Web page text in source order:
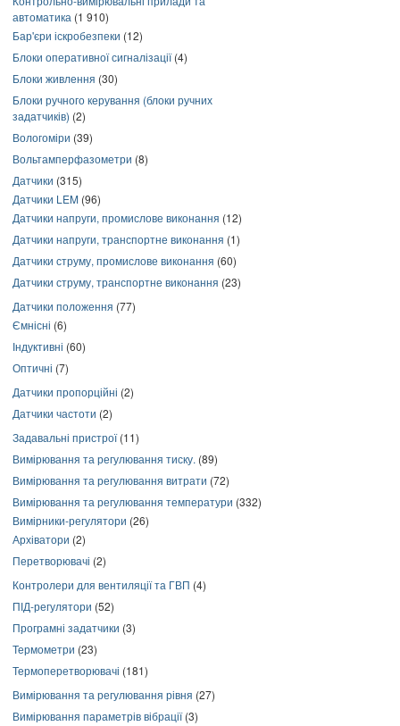
автоматика (1 910)
Бар'єри іскробезпеки (12)
Блоки оперативної сигналізації(4)
Блоки живлення (30)
Блоки ручного керування (блоки ручних
задатчиків) (2)
Вологоміри (39)
Вольтамперфазометри (8)
Датчики (315)
Датчики LEM (96)
Датчики напруги, промислове виконання (12)
Датчики напруги, транспортне виконання (1)
Датчики струму, промислове виконання (60)
Датчики струму, транспортне виконання (23)
Датчики положення (77)
Ємнісні (6)
Індуктивні (60)
Оптичні (7)
Датчики пропорційні (2)
Датчики частоти (2)
Задавальні пристрої(11)
Вимірювання та регулювання тиску. (89)
Вимірювання та регулювання витрати (72)
Вимірювання та регулювання температури (332)
Вимірники-регулятори (26)
Архіватори (2)
Перетворювачі (2)
Контролери для вентиляції та ГВП (4)
ПІД-регулятори (52)
Програмні задатчики (3)
Термометри (23)
Термоперетворювачі (181)
Вимірювання та регулювання рівня (27)
Вимірювання параметрів вібрації(3)